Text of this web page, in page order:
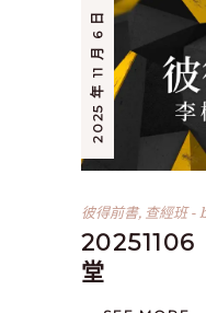
2025 年 11 月 6 日
彼得前書, 查經班
20251106
堂